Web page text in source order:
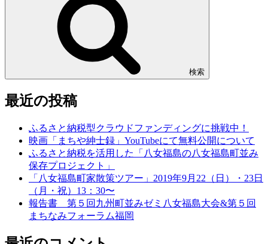
検索
最近の投稿
ふるさと納税型クラウドファンディングに挑戦中！
映画「まちや紳士録」YouTubeにて無料公開について
ふるさと納税を活用した「八女福島の八女福島町並み
保存プロジェクト」
「八女福島町家散策ツアー」2019年9月22（日）・23日
（月・祝）13：30〜
報告書 第５回九州町並みゼミ八女福島大会&第５回
まちなみフォーラム福岡